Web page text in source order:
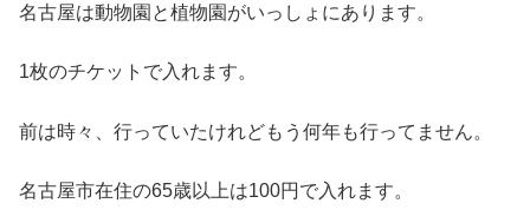
名古屋は動物園と植物園がいっしょにあります。
1枚のチケットで入れます。
前は時々、行っていたけれどもう何年も行ってません。
名古屋市在住の65歳以上は100円で入れます。